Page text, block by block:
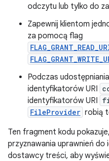
odczytu lub tylko do
Zapewnij klientom
za pomocą flag
Podczas
identyfikatorów URI
identyfikatorów URI
FileProvider robią
Ten fragment kodu
przyznawania uprawnień do
dostawcy treści, aby